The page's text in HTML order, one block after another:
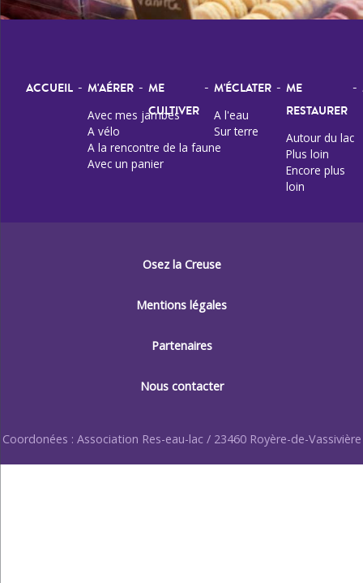
ACCUEIL - M'AÉRER
Avec mes jambes
A vélo
A la rencontre de la faune
Avec un panier
- ME
CULTIVER
- M'ÉCLATER
A l'eau
Sur terre
- ME
RESTAURER
Autour du lac
Plus loin
Encore plus
loin
-
Osez la Creuse
Mentions légales
Partenaires
Nous contacter
Coordonées : Association Res-eau-lac / 23460 Royère-de-Vassivière